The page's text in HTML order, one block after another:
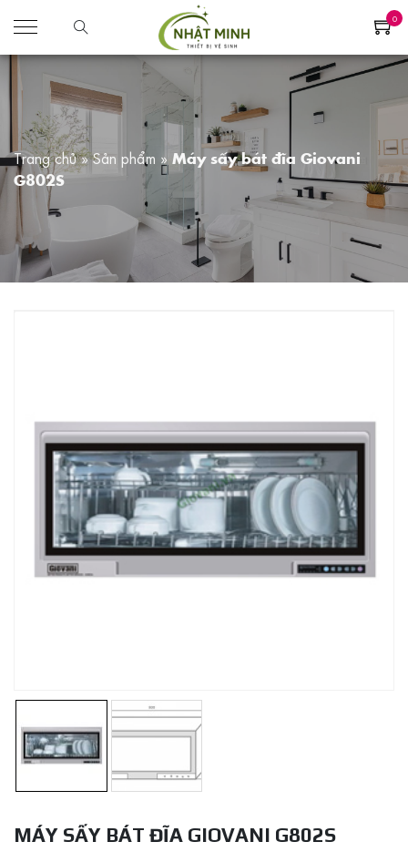
0
Trang chủ»Sản phẩm » Máy sấy bát đĩa Giovani
G802S
MÁY SẤY BÁT ĐĨA GIOVANI G802S